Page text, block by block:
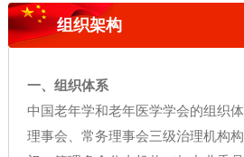
组织架构
一、组织体系
中国老年学和老年医学学会的组织
理事会、常务理事会三级治理机构